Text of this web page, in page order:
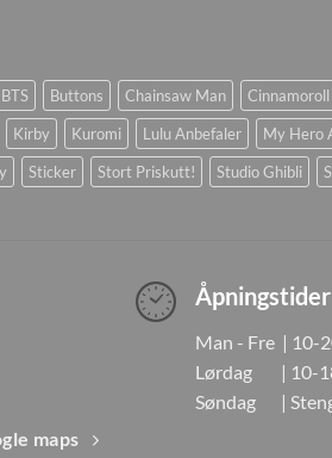
BTS Buttons Chainsaw Man Cinnamoroll
Kirby Kuromi Lulu Anbefaler My Hero
Sticker Stort Priskutt! Studio Ghibli
maps
Åpningstider
Man - Fre | 10-
Lørdag | 10-
Søndag |